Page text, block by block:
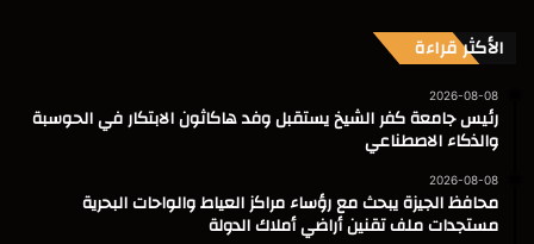
الأكثر قراءة
2026-08-08
رئيس جامعة كفر الشيخ يستقبل وفد هاكاثون الابتكار في الحوسبة
والذكاء الاصطناعي
2026-08-08
محافظ الجيزة يبحث مع رؤساء مراكز العياط والواحات البحرية
مستجدات ملف تقنين أراضي أملاك الدولة